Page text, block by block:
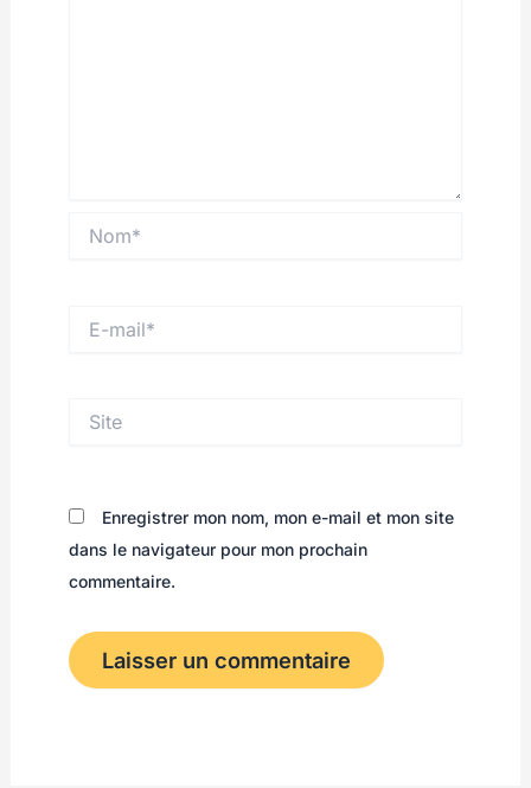
mail*
Enregistrer mon nom, mon e-mail et mon site
dans le navigateur pour mon prochain
commentaire.